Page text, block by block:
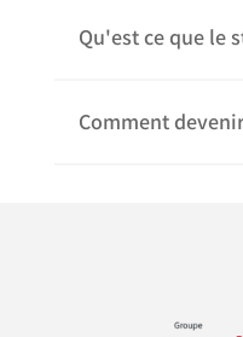
Qu'est ce que le
Comment